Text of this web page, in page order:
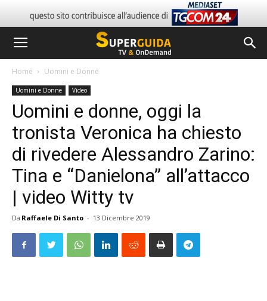
Home Uomini e Donne
Uomini e Donne Video
Uomini e donne, oggi la
tronista Veronica ha chiesto
di rivedere Alessandro Zarino:
Tina e “Danielona” all’attacco
| video Witty tv
Da Raffaele Di Santo - 13 Dicembre 2019